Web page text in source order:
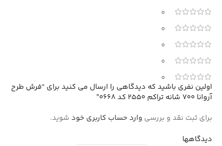
0
0
0
0
0
دیدگاهها
اولین نفری باشید که دیدگاهی را ارسال می کنید برای “فرش طرح
آروانا 700 شانه تراکم 2550 کد 0668”
برای ثبت نقد و بررسی وارد حساب کاربری خود شوید.